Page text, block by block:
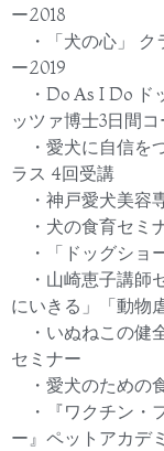
ー2018
・「犬の心」 ク
ー2019
・Do As I Do ド
ッツァ博士3日間
・愛犬に自信を
ラス 4回受講
・神戸愛犬美容
・犬の食育セ
・「ドッグショ
・山崎恵子講師
にいきる」「動物
・いぬねこの健
セミナー
・愛犬のための
・『ワクチン・
ー』ペットアカデ